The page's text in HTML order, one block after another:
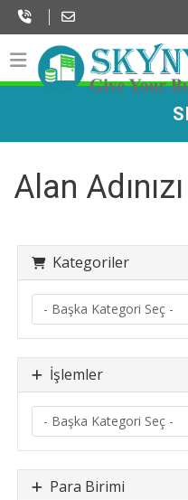
Alan
Kategoriler
İşlemler
Para Birimi